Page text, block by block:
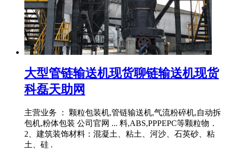
大型管链输送机现货聊链输送机现货
科磊天助网
主营业务 ： 颗粒包装机,管链输送机,气流粉碎机,自动拆
包机,粉体包装 公司官网 ... 料,ABS,PPPEPC等颗粒物．
2、建筑装饰材料：混凝土、粘土、河沙、石英砂、粘
土、硅 .